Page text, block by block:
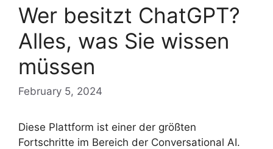
Wer besitzt ChatGPT?
Alles, was Sie wissen
müssen
February 5, 2024
Diese Plattform ist einer der größten
Fortschritte im Bereich der Conversational AI.